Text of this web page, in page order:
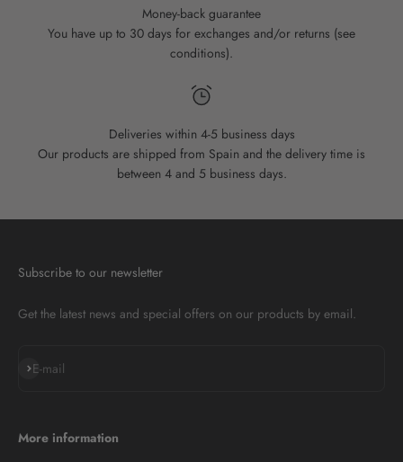
Money-back guarantee
You have up to 30 days for exchanges and/or returns (see
conditions).
Deliveries within 4-5 business days
Our products are shipped from Spain and the delivery time is
between 4 and 5 business days.
Subscribe to our newsletter
Get the latest news and special offers on our products by email.
E-mail
Subscribe
More information